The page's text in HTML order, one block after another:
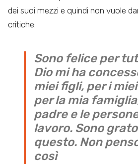
dei suoi mezzi e quindi non vuole
critiche:
Sono felice per
Dio mi ha
miei figli, per i
per la mia
padre e le
lavoro. Sono
questo. Non
così